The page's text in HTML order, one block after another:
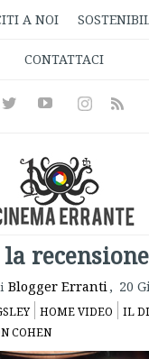
A NOI
CONTATTACI
TwitterYoutubeInstagramRss
recensione
Blogger Erranti, 20
HOME VIDEO IL
COHEN